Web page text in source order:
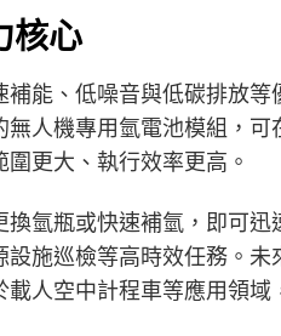
核心
能、低噪音與低碳排放等
人機專用氫電池模組，可
更大、執行效率更高。
氫瓶或快速補氫，即可迅
施巡檢等高時效任務。未
人空中計程車等應用領